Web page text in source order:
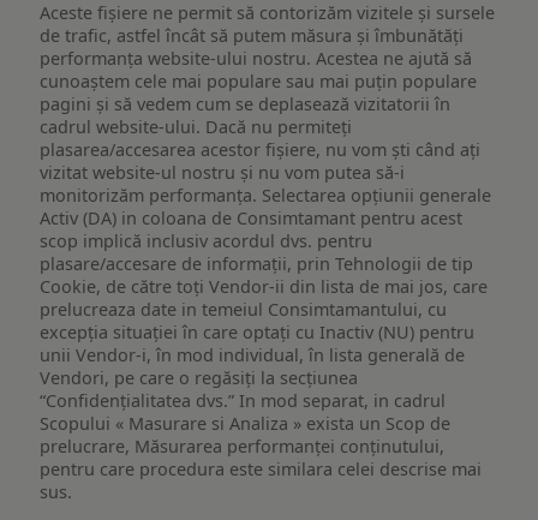
Aceste fișiere ne permit să contorizăm vizitele și sursele
de trafic, astfel încât să putem măsura și îmbunătăți
performanța website-ului nostru. Acestea ne ajută să
cunoaștem cele mai populare sau mai puțin populare
pagini și să vedem cum se deplasează vizitatorii în
cadrul website-ului. Dacă nu permiteți
plasarea/accesarea acestor fișiere, nu vom ști când ați
vizitat website-ul nostru și nu vom putea să-i
monitorizăm performanța. Selectarea opțiunii generale
Activ (DA) in coloana de Consimtamant pentru acest
scop implică inclusiv acordul dvs. pentru
plasare/accesare de informații, prin Tehnologii de tip
Cookie, de către toți Vendor-ii din lista de mai jos, care
prelucreaza date in temeiul Consimtamantului, cu
excepția situației în care optați cu Inactiv (NU) pentru
unii Vendor-i, în mod individual, în lista generală de
Vendori, pe care o regăsiți la secțiunea
“Confidențialitatea dvs.” In mod separat, in cadrul
Scopului « Masurare si Analiza » exista un Scop de
prelucrare, Măsurarea performanței conținutului,
pentru care procedura este similara celei descrise mai
sus.